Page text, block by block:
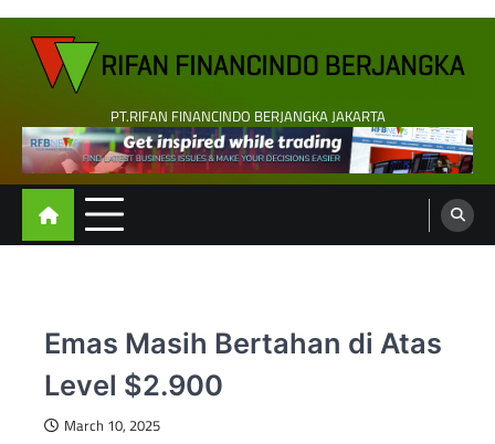
Skip
content
PT.RIFAN FINANCINDO BERJANGKA JAKARTA
Emas Masih Bertahan di Atas
Level $2.900
March 10, 2025